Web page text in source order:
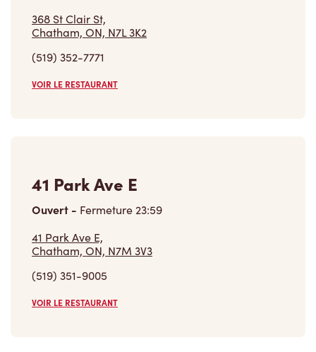
368 St Clair St,
Chatham, ON, N7L 3K2
(519) 352-7771
VOIR LE RESTAURANT
41 Park Ave E
Ouvert - Fermeture23:59
41 Park Ave E,
Chatham, ON, N7M 3V3
(519) 351-9005
VOIR LE RESTAURANT